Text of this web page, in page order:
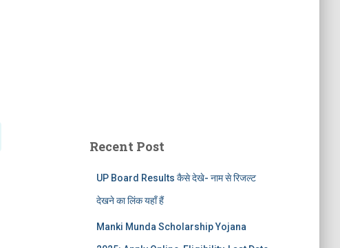
Recent Post
UP Board Results कैसे देखे- नाम से रिजल्ट
देखने का लिंक यहाँ हैं
Manki Munda Scholarship Yojana